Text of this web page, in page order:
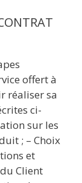
offert à
réaliser sa
ci-
sur les
; – Choix
et
Client